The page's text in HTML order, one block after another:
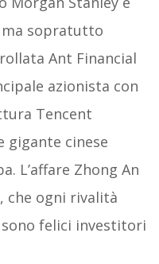
ma sopratutto
Ant Financial
azionista con
Tencent
gigante cinese
L’affare Zhong An
che ogni rivalità
felici investitori